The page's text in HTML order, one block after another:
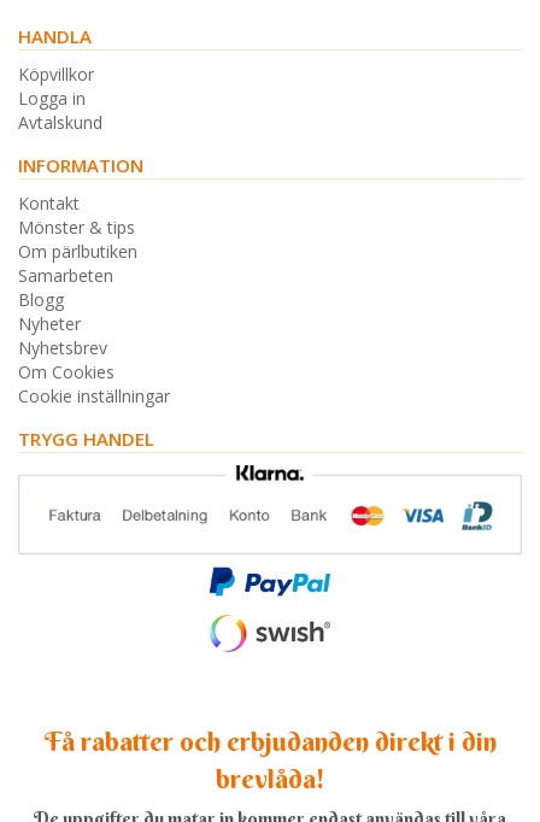
HANDLA
Köpvillkor
Logga in
Avtalskund
INFORMATION
Kontakt
Mönster & tips
Om pärlbutiken
Samarbeten
Blogg
Nyheter
Nyhetsbrev
Om Cookies
Cookie inställningar
TRYGG HANDEL
Få rabatter och erbjudanden direkt i din
brevlåda!